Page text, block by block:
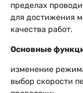
пределах
для достижения
качества работ.
Основные
изменение
выбор скорости